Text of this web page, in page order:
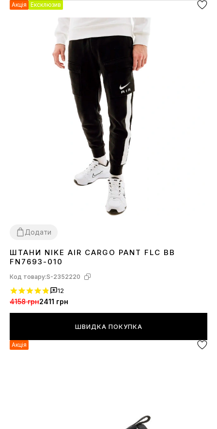
Акція Ексклюзив
Додати
SMLXL
ШТАНИ NIKE AIR CARGO PANT FLC BB
FN7693-010
Код товару:S-2352220
12
4158 грн2411 грн
ШВИДКА ПОКУПКА
Акція